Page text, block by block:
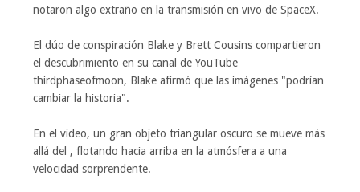
notaron algo extraño en la transmisión en vivo de SpaceX.
El dúo de conspiración Blake y Brett Cousins ​​compartieron
el descubrimiento en su canal de YouTube
thirdphaseofmoon, Blake afirmó que las imágenes "podrían
cambiar la historia".
En el video, un gran objeto triangular oscuro se mueve más
allá del , flotando hacia arriba en la atmósfera a una
velocidad sorprendente.